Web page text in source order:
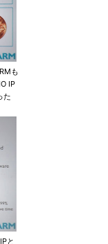
も
IP
た
と